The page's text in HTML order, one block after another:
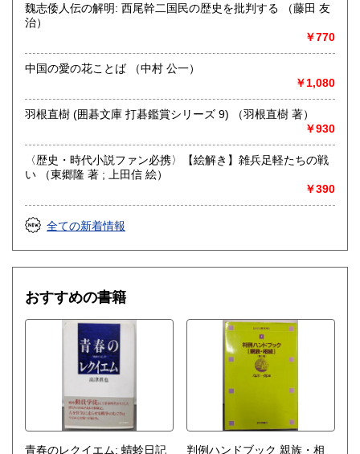
魏志倭人伝の解明: 西尾幹二国民の歴史を批判する （藤田 友
治）
￥770
中国の愛の花ことば （中村 公一）
￥1,080
羽根直樹 (囲碁文庫 打碁鑑賞シリーズ 9) （羽根直樹 著）
￥930
〈歴史・時代小説ファン必携〉【絵解き】雑兵足軽たちの戦
い （東郷隆 著 ; 上田信 絵）
￥390
全ての新着情報
おすすめの書籍
青春のレクイエム: 蜻蛉日記
判例ハンドブック 親族・相